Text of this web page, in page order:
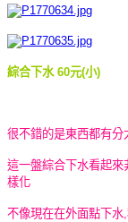
綜合下水 60元(小)
很不錯的是東西都有
這一盤綜合下水看起
樣化
不像現在在外面點下